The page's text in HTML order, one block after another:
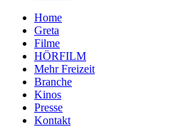
Home
Greta
Filme
HÖRFILM
Mehr Freizeit
Branche
Kinos
Presse
Kontakt